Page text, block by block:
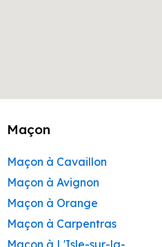
Maçon
Maçon à Cavaillon
Maçon à Avignon
Maçon à Orange
Maçon à Carpentras
Maçon à L'Isle-sur-la-